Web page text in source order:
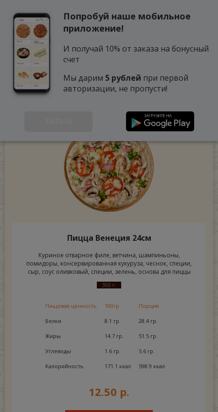
Пицца Венеция 24см
Куриное отварное филе, ветчина, шампиньоны,
помидоры, консервированная кукуруза, чеснок, специи,
сыр, соус оливковый, специи, зелень, основа для пиццы
350 г.
Пищевая ценность 100гр. Порция
Белки 8.1 гр. 28.4 гр.
Жиры 14.7 гр. 51.5 гр.
Углеводы 1.6 гр. 5.6 гр.
Калорийность 171.1 ккал 598.9 ккал
12.50 р.
Попробуй наше мобильное
приложение!
И получай 10% от заказа на бонусный
счет
Мы дарим 5 рублей при первой
авторизации, не пропусти!